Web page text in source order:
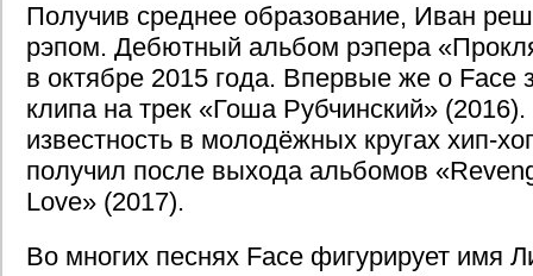
Получив среднее образование, Иван
рэпом. Дебютный альбом рэпера
в октябре 2015 года. Впервые же о Face
клипа на трек «Гоша Рубчинский»
известность в молодёжных кругах хип-
получил после выхода альбомов
Love» (2017).
Во многих песнях Face фигурирует имя